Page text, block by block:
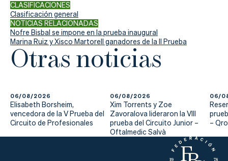
CLASIFICACIONES
Clasificación general
NOTICIAS RELACIONADAS
Nofre Bisbal se impone en la prueba inaugural
Marina Ruiz y Xisco Martorell ganadores de la II Prueba
Otras noticias
06/08/2026
Elisabeth Borsheim,
vencedora de la V Prueba del
Circuito de Profesionales
06/08/2026
Xim Torrents y Zoe
Zavoralova lideraron la VIII
prueba del Circuito Junior –
Oftalmedic Salvà
06/
–